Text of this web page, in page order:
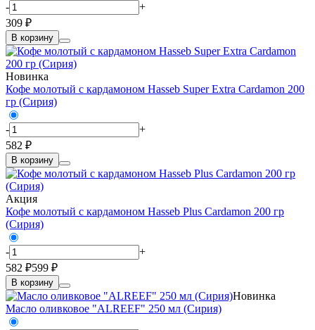
-
+
309 ₽
В корзину
Новинка
Кофе молотый с кардамоном Hasseb Super Extra Cardamon 200
гр (Сирия)
-
+
582 ₽
В корзину
Акция
Кофе молотый с кардамоном Hasseb Plus Cardamon 200 гр
(Сирия)
-
+
582 ₽599 ₽
В корзину
Новинка
Масло оливковое "ALREEF" 250 мл (Сирия)